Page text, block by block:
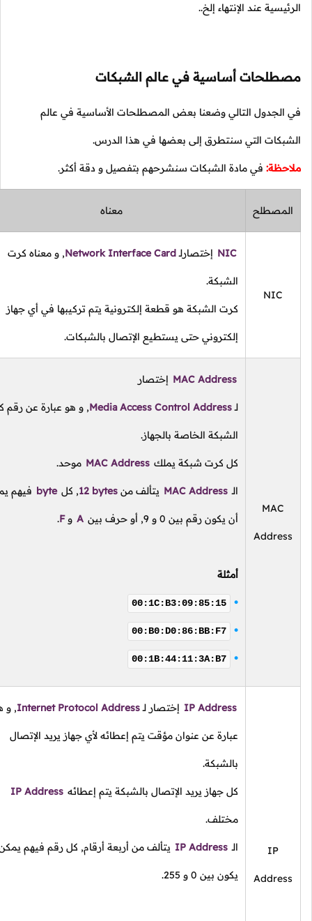
عند الإنتهاء إلخ..
أساسية في عالم الشبكات
التالي وضعنا بعض المصطلحات الأساسية في عالم
التي سنتطرق إلى بعضها في هذا الدرس.
في مادة الشبكات سنشرحهم بتفصيل و دقة أكثر.
إختصارلـNetwork Interface Card
,و معناه كرت
الشبكة.
كرت الشبكة هو قطعة إلكترونية يتم تركيبها في أي جهاز
إلكتروني حتى يستطيع الإتصال بالشبكات.
MAC Address إختصار
Media Access Control Address
,و هو عبارة عن رقم كرت
الشبكة الخاصة بالجهاز.
كل كرت شبكة يملك MAC Address موحد.
MAC Address يتألف من12 bytes
,كلbyte فيهم يمكن
أن يكون رقم بين0 و9
,أو حرف بينAوF
.
00:1C:B3:09:85:15
00:B0:D0:86:BB:F7
00:1B:44:11:3A:B7
IP AddressإختصارلـInternet Protocol Address
,و هو
عبارة عن عنوان مؤقت يتم إعطائه لأي جهاز يريد الإتصال
بالشبكة.
كل جهاز يريد الإتصال بالشبكة يتم إعطائهIP Address
مختلف.
IP Addressيتألف من أربعة أرقام, كل رقم فيهم يمكن أن
يكون بين0 و255
.